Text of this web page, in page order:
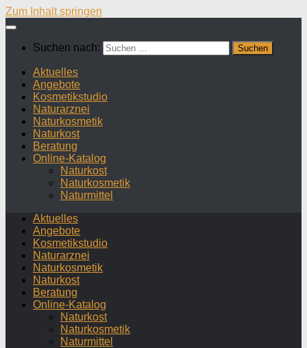
Zum Inhalt springen
Suchen nach:
Aktuelles
Angebote
Kosmetikstudio
Naturarznei
Naturkosmetik
Naturkost
Beratung
Online-Katalog
Naturkost
Naturkosmetik
Naturmittel
Aktuelles
Angebote
Kosmetikstudio
Naturarznei
Naturkosmetik
Naturkost
Beratung
Online-Katalog
Naturkost
Naturkosmetik
Naturmittel